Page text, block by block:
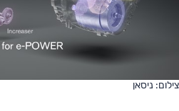
צילום: ניסאן